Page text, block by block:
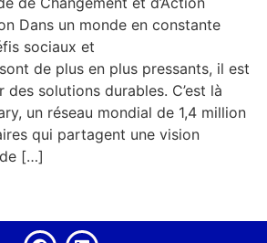
‍Dans un monde en constante
sociaux et
de plus en plus pressants, il est
solutions durables. C’est là
un réseau mondial de 1,4 million
qui partagent une vision
[…]